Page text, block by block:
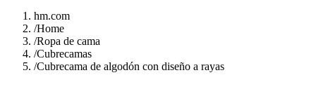
hm.com
/Home
/Ropa de cama
/Cubrecamas
/Cubrecama de algodón con diseño a rayas